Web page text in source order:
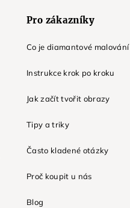
Pro zákazníky
Co je diamantové malování
Instrukce krok po kroku
Jak začít tvořit obrazy
Tipy a triky
Často kladené otázky
Proč koupit u nás
Blog